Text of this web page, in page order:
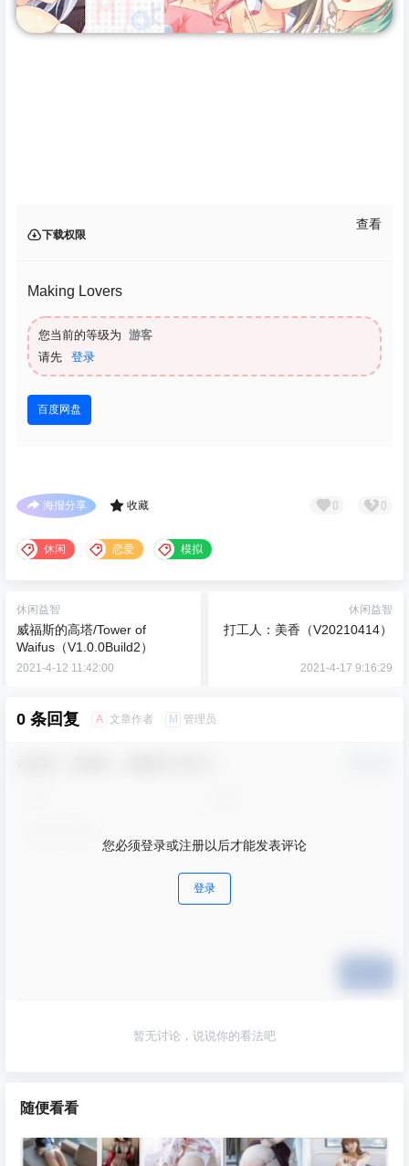
下载权限
查看
Making Lovers
您当前的等级为 游客
请先
登录
百度网盘
海报分享 收藏 0 0
休闲 恋爱 模拟
休闲益智
威福斯的高塔/Tower of
Waifus（V1.0.0Build2）
2021-4-12 11:42:00
休闲益智
打工人：美香（V20210414）
2021-4-17 9:16:29
0 条回复 A 文章作者 M 管理员
您必须登录或注册以后才能发表评论
登录
暂无讨论，说说你的看法吧
随便看看